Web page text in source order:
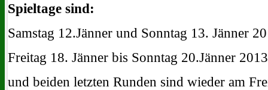
Spieltage sind:
Samstag 12.Jänner und Sonntag 13. Jänner
Freitag 18. Jänner bis Sonntag 20.Jänner 2013
und beiden letzten Runden sind wieder am